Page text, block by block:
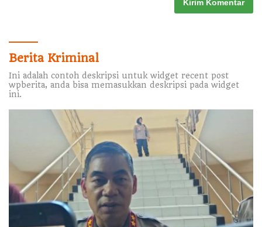
Berita Kriminal
Ini adalah contoh deskripsi untuk widget recent post
wpberita, anda bisa memasukkan deskripsi pada widget
ini.